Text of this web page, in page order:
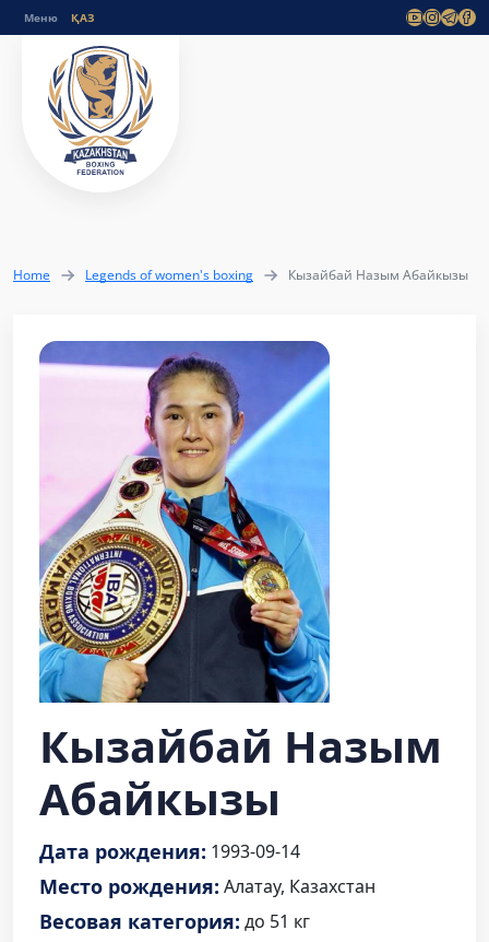
Меню
Home Legends of women's boxing Кызайбай Назым Абайкызы
Кызайбай Назым
Абайкызы
Дата рождения: 1993-09-14
Место рождения: Алатау, Казахстан
Весовая категория: до 51 кг